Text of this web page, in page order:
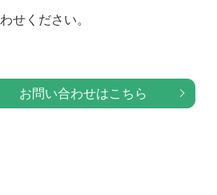
せください。
お問い合わせはこちら